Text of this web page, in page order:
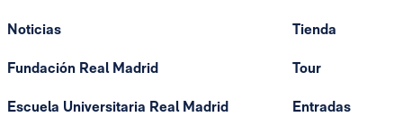
Noticias
Fundación Real Madrid
Escuela Universitaria Real Madrid
Tienda
Tour
Entradas